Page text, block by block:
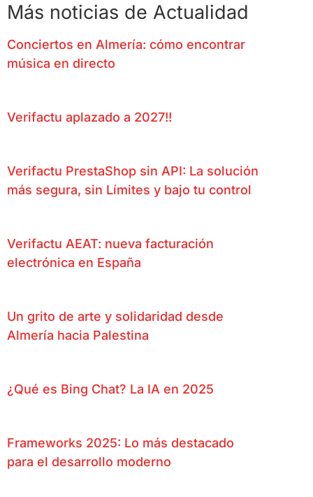
Más noticias de Actualidad
Conciertos en Almería: cómo encontrar
música en directo
Verifactu aplazado a 2027!!
Verifactu PrestaShop sin API: La solución
más segura, sin Límites y bajo tu control
Verifactu AEAT: nueva facturación
electrónica en España
Un grito de arte y solidaridad desde
Almería hacia Palestina
¿Qué es Bing Chat? La IA en 2025
Frameworks 2025: Lo más destacado
para el desarrollo moderno